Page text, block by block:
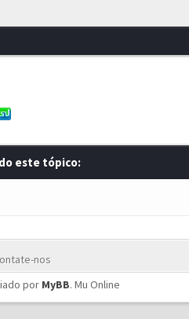
este tópico:
nos
por MyBB. Mu Online